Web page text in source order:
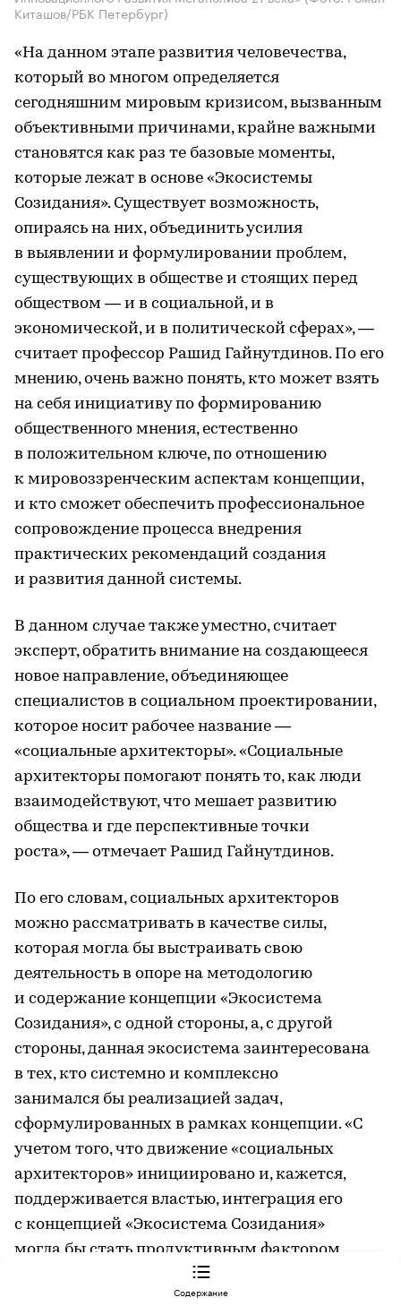
Киташов/РБК Петербург)
«На данном этапе развития человечества,
который во многом определяется
сегодняшним мировым кризисом, вызванным
объективными причинами, крайне важными
становятся как раз те базовые моменты,
которые лежат в основе «Экосистемы
Созидания». Существует возможность,
опираясь на них, объединить усилия
в выявлении и формулировании проблем,
существующих в обществе и стоящих перед
обществом — и в социальной, и в
экономической, и в политической сферах», —
считает профессор Рашид Гайнутдинов. По его
мнению, очень важно понять, кто может взять
на себя инициативу по формированию
общественного мнения, естественно
в положительном ключе, по отношению
к мировоззренческим аспектам концепции,
и кто сможет обеспечить профессиональное
сопровождение процесса внедрения
практических рекомендаций создания
и развития данной системы.
В данном случае также уместно, считает
эксперт, обратить внимание на создающееся
новое направление, объединяющее
специалистов в социальном проектировании,
которое носит рабочее название —
«социальные архитекторы». «Социальные
архитекторы помогают понять то, как люди
взаимодействуют, что мешает развитию
общества и где перспективные точки
роста», — отмечает Рашид Гайнутдинов.
По его словам, социальных архитекторов
можно рассматривать в качестве силы,
которая могла бы выстраивать свою
деятельность в опоре на методологию
и содержание концепции «Экосистема
Созидания», с одной стороны, а, с другой
стороны, данная экосистема заинтересована
в тех, кто системно и комплексно
занимался бы реализацией задач,
сформулированных в рамках концепции. «С
учетом того, что движение «социальных
архитекторов» инициировано и, кажется,
поддерживается властью, интеграция его
с концепцией «Экосистема Созидания»
могла бы стать продуктивным фактором
развития, — уверен Рашид Гайнутдинов. —
Социальные архитекторы могли бы стать
Содержание